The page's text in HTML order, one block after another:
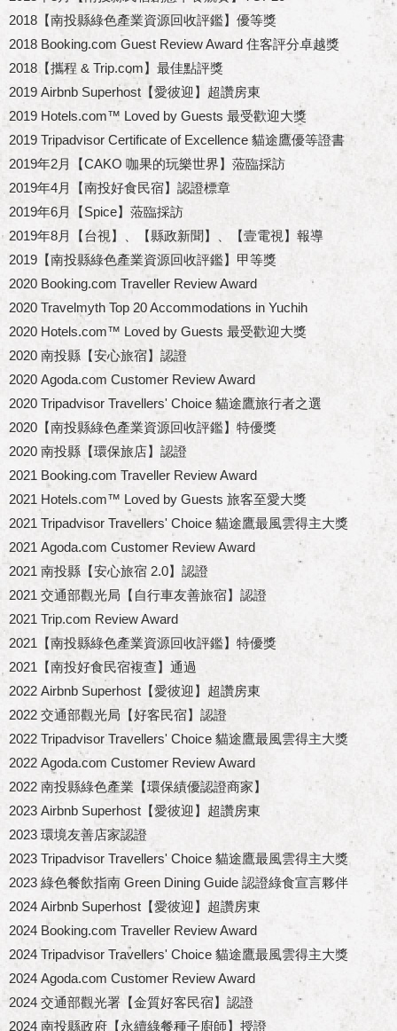
2018【南投縣綠色產業資源回收評鑑】優等獎
2018 Booking.com Guest Review Award 住客評分卓越獎
2018【攜程 & Trip.com】最佳點評獎
2019 Airbnb Superhost【愛彼迎】超讚房東
2019 Hotels.com™ Loved by Guests 最受歡迎大獎
2019 Tripadvisor Certificate of Excellence 貓途鷹優等證書
2019年2月【CAKO 咖果的玩樂世界】蒞臨採訪
2019年4月【南投好食民宿】認證標章
2019年6月【Spice】蒞臨採訪
2019年8月【台視】、【縣政新聞】、【壹電視】報導
2019【南投縣綠色產業資源回收評鑑】甲等獎
2020 Booking.com Traveller Review Award
2020 Travelmyth Top 20 Accommodations in Yuchih
2020 Hotels.com™ Loved by Guests 最受歡迎大獎
2020 南投縣【安心旅宿】認證
2020 Agoda.com Customer Review Award
2020 Tripadvisor Travellers' Choice 貓途鷹旅行者之選
2020【南投縣綠色產業資源回收評鑑】特優獎
2020 南投縣【環保旅店】認證
2021 Booking.com Traveller Review Award
2021 Hotels.com™ Loved by Guests 旅客至愛大獎
2021 Tripadvisor Travellers' Choice 貓途鷹最風雲得主大獎
2021 Agoda.com Customer Review Award
2021 南投縣【安心旅宿 2.0】認證
2021 交通部觀光局【自行車友善旅宿】認證
2021 Trip.com Review Award
2021【南投縣綠色產業資源回收評鑑】特優獎
2021【南投好食民宿複查】通過
2022 Airbnb Superhost【愛彼迎】超讚房東
2022 交通部觀光局【好客民宿】認證
2022 Tripadvisor Travellers' Choice 貓途鷹最風雲得主大獎
2022 Agoda.com Customer Review Award
2022 南投縣綠色產業【環保績優認證商家】
​2023 Airbnb Superhost【愛彼迎】超讚房東
2023 環境友善店家認證
2023 Tripadvisor Travellers' Choice 貓途鷹最風雲得主大獎
2023 綠色餐飲指南 Green Dining Guide 認證綠食宣言夥伴
​2024 Airbnb Superhost【愛彼迎】超讚房東
2024 Booking.com Traveller Review Award
2024 Tripadvisor Travellers' Choice 貓途鷹最風雲得主大獎
2024 Agoda.com Customer Review Award
2024 交通部觀光署【金質好客民宿】認證
2024 南投縣政府【永續綠餐種子廚師】授證